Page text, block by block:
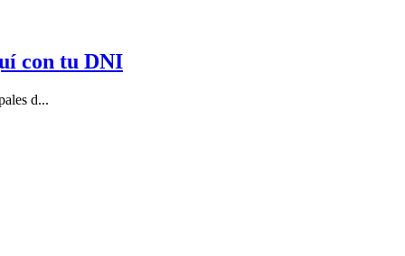
con tu DNI
d...